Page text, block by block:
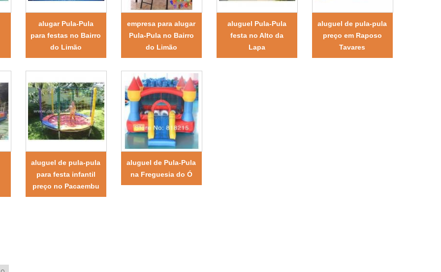
alugar Pula-Pula
para festas no Bairro
do Limão
empresa para alugar
Pula-Pula no Bairro
do Limão
aluguel Pula-Pula
festa no Alto da
Lapa
aluguel de pula-pula
preço em Raposo
Tavares
aluguel de pula-pula
para festa infantil
preço no Pacaembu
aluguel de Pula-Pula
na Freguesia do Ó